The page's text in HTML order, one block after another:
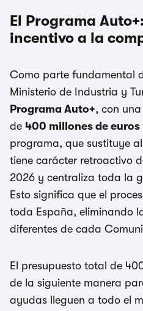
El Programa
incentivo a la
Como parte fundamental
Ministerio de Industria y
Programa Auto+, con
de 400 millones de
programa, que sustituye
tiene carácter retroactivo
2026 y centraliza toda la
Esto significa que el
toda España, eliminando
diferentes de cada
El presupuesto total de
de la siguiente manera
ayudas lleguen a todo el